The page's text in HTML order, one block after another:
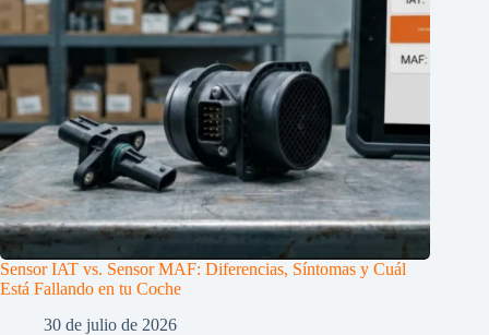
Sensor IAT vs. Sensor MAF: Diferencias, Síntomas y Cuál
Está Fallando en tu Coche
30 de julio de 2026